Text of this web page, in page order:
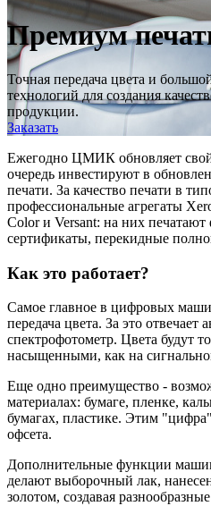
Премиум
Точная передача цвета и
технологий для создания
продукции.
Заказать
Ежегодно ЦМИК обновляет
очередь инвестируют в
печати. За качество печати в
профессиональные агрегаты
Color и Versant: на них печатают
сертификаты, перекидные
Как это работает?
Самое главное в цифровых
передача цвета. За это отвечает
спектрофотометр. Цвета будут
насыщенными, как на
Еще одно преимущество -
материалах: бумаге, пленке,
бумагах, пластике. Этим
офсета.
Дополнительные функции
делают выборочный лак,
золотом, создавая